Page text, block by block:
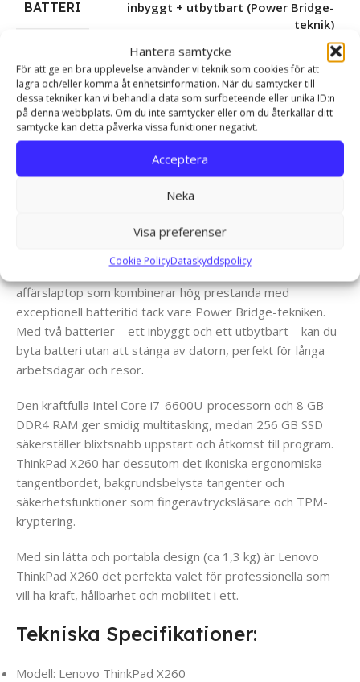
Hantera samtycke
För att ge en bra upplevelse använder vi teknik som cookies för att
lagra och/eller komma åt enhetsinformation. När du samtycker till
dessa tekniker kan vi behandla data som surfbeteende eller unika ID:n
på denna webbplats. Om du inte samtycker eller om du återkallar ditt
samtycke kan detta påverka vissa funktioner negativt.
Acceptera
Neka
Visa preferenser
Cookie PolicyDataskyddspolicy
Lenovo ThinkPad X260 –
Kraftfull och Portabel
Arbetsdator
Lenovo ThinkPad X260 är en kompakt och robust
affärslaptop som kombinerar hög prestanda med
exceptionell batteritid tack vare Power Bridge-tekniken.
Med två batterier – ett inbyggt och ett utbytbart – kan du
byta batteri utan att stänga av datorn, perfekt för långa
arbetsdagar och resor.
Den kraftfulla Intel Core i7-6600U-processorn och 8 GB
DDR4 RAM ger smidig multitasking, medan 256 GB SSD
säkerställer blixtsnabb uppstart och åtkomst till program.
ThinkPad X260 har dessutom det ikoniska ergonomiska
tangentbordet, bakgrundsbelysta tangenter och
säkerhetsfunktioner som fingeravtrycksläsare och TPM-
kryptering.
Med sin lätta och portabla design (ca 1,3 kg) är Lenovo
ThinkPad X260 det perfekta valet för professionella som
vill ha kraft, hållbarhet och mobilitet i ett.
Tekniska Specifikationer:
Modell: Lenovo ThinkPad X260
BATTERI
inbyggt + utbytbart (Power Bridge-
teknik)